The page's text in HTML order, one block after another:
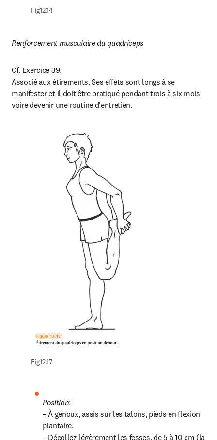
Fig12.14
Renforcement musculaire du quadriceps
Cf. Exercice 39.
Associé aux étirements. Ses effets sont longs à se
manifester et il doit être pratiqué pendant trois à six mois
voire devenir une routine d'entretien.
Fig12.17
Position:
– À genoux, assis sur les talons, pieds en flexion
plantaire.
– Décollez légèrement les fesses, de 5 à 10 cm (la